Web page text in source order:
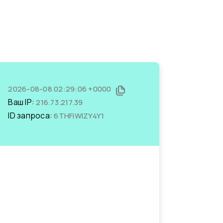
2026-08-08 02:29:06 +0000
Ваш IP:216.73.217.39
ID запроса:6THFiWlZY4Y1